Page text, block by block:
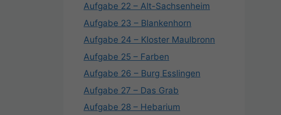
Aufgabe 22 – Alt-Sachsenheim
Aufgabe 23 – Blankenhorn
Aufgabe 24 – Kloster Maulbronn
Aufgabe 25 – Farben
Aufgabe 26 – Burg Esslingen
Aufgabe 27 – Das Grab
Aufgabe 28 – Hebarium